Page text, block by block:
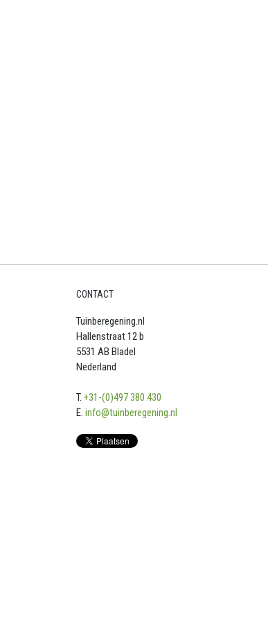
CONTACT
Tuinberegening.nl
Hallenstraat 12 b
5531 AB Bladel
Nederland
T. +31-(0)497 380 430
E. info@tuinberegening.nl